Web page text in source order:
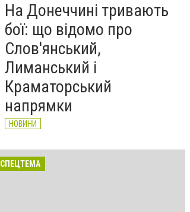
На Донеччині тривають
бої: що відомо про
Слов'янський,
Лиманський і
Краматорський
напрямки
НОВИНИ
СПЕЦТЕМА